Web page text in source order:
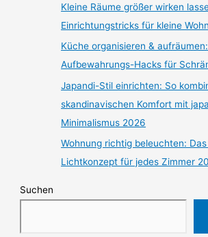
Kleine Räume größer wirken
Einrichtungstricks für kleine
Küche organisieren &
Aufbewahrungs-Hacks für
Japandi-Stil einrichten: So
skandinavischen Komfort mit
Minimalismus 2026
Wohnung richtig beleuchten:
Lichtkonzept für jedes Zimmer
Suchen